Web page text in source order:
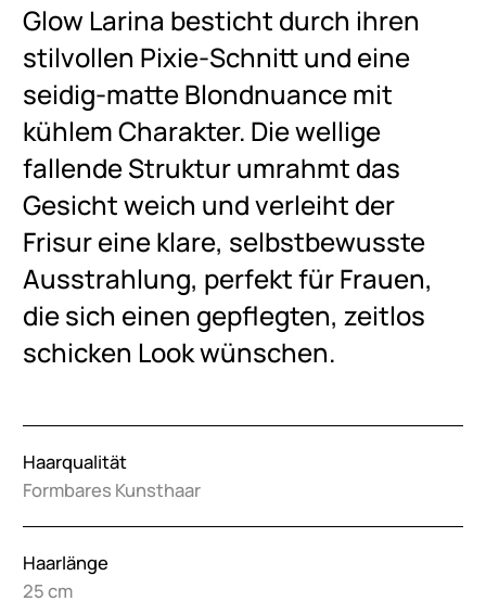
Kontakt
Glow Larina besticht durch ihren
stilvollen Pixie-Schnitt und eine
seidig-matte Blondnuance mit
kühlem Charakter. Die wellige
fallende Struktur umrahmt das
Gesicht weich und verleiht der
Frisur eine klare, selbstbewusste
Ausstrahlung, perfekt für Frauen,
die sich einen gepflegten, zeitlos
schicken Look wünschen.
Haarqualität
Formbares Kunsthaar
Haarlänge
25 cm